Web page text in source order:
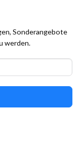
Sonderangebote
werden.